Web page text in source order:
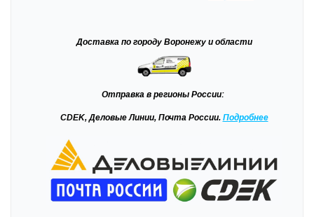
Доставка по городу Воронежу и области
Отправка в регионы России:
CDEK, Деловые Линии, Почта России. Подробнее